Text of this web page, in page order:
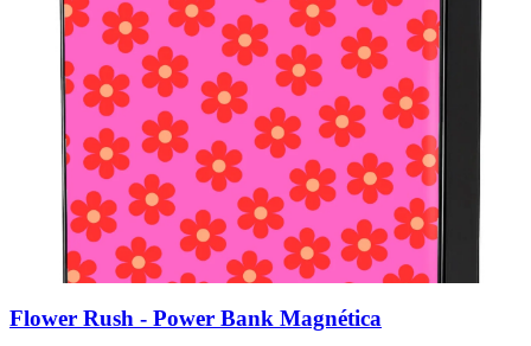
Flower Rush - Power Bank Magnética